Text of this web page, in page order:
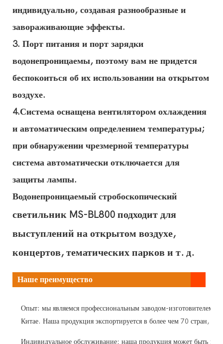
индивидуально, создавая разнообразные и
завораживающие эффекты.
3. Порт питания и порт зарядки
водонепроницаемы, поэтому вам не придется
беспокоиться об их использовании на открытом
воздухе.
4.Система оснащена вентилятором охлаждения
и автоматическим определением температуры;
при обнаружении чрезмерной температуры
система автоматически отключается для
защиты лампы.
Водонепроницаемый стробоскопический
светильник MS-BL800 подходит для
выступлений на открытом воздухе,
концертов, тематических парков и т. д.
Наше преимущество
Опыт: мы являемся профессиональным заводом-изготовителем
Китае. Наша продукция экспортируется в более чем 70
Индивидуальное обслуживание: наша продукция может быть